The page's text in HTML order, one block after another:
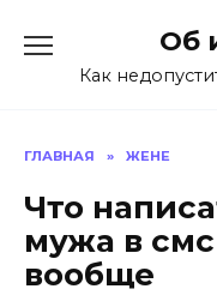
содержанию
Об
Как
ГЛАВНАЯ » ЖЕНЕ
Что
мужа в
вообще